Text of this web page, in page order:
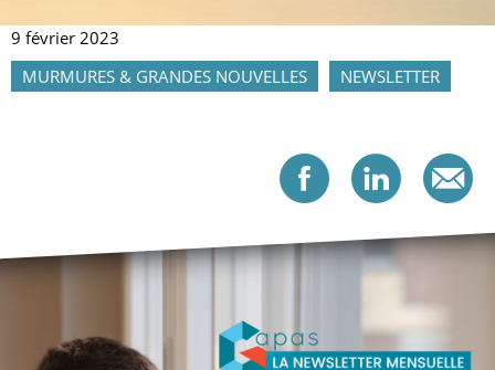
9 février 2023
MURMURES & GRANDES NOUVELLES
NEWSLETTER